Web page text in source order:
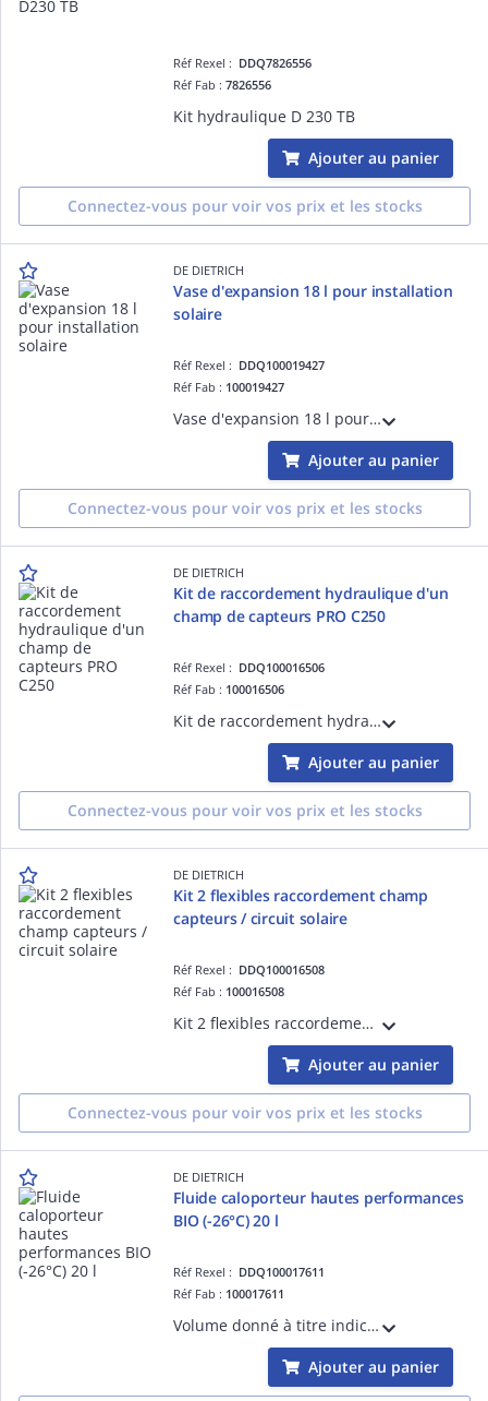
Réf Rexel : DDQ7826556
Réf Fab :7826556
Kit hydraulique D 230 TB
Ajouter au panier
Connectez-vous pour voir vos prix et les stocks
DE DIETRICH
Vase d'expansion 18 l pour installation
solaire
Réf Rexel : DDQ100019427
Réf Fab : 100019427
Vase d'expansion 18 l pour installation solaire
Ajouter au panier
Connectez-vous pour voir vos prix et les stocks
DE DIETRICH
Kit de raccordement hydraulique d'un
champ de capteurs PRO C250
Réf Rexel : DDQ100016506
Réf Fab : 100016506
Kit de raccordement hydraulique d'un champ de capteurs PRO C250
Ajouter au panier
Connectez-vous pour voir vos prix et les stocks
DE DIETRICH
Kit 2 flexibles raccordement champ
capteurs / circuit solaire
Réf Rexel : DDQ100016508
Réf Fab : 100016508
Kit 2 flexibles raccordement champ capteurs / circuit solaire
Ajouter au panier
Connectez-vous pour voir vos prix et les stocks
DE DIETRICH
Fluide caloporteur hautes performances
BIO (-26°C) 20 l
Réf Rexel : DDQ100017611
Réf Fab : 100017611
Volume donné à titre indicatif. à calculer selon métré exact
Ajouter au panier